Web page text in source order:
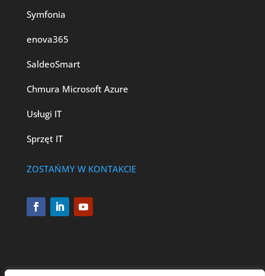
Symfonia
enova365
SaldeoSmart
Chmura Microsoft Azure
Usługi IT
Sprzęt IT
ZOSTAŃMY W KONTAKCIE